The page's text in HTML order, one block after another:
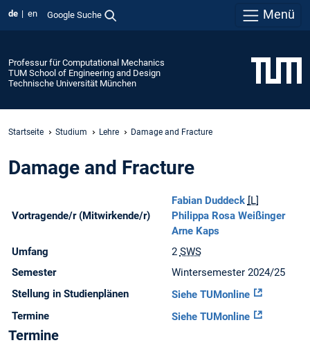
de en Google Suche Menü
Professur für Computational Mechanics
TUM School of Engineering and Design
Technische Universität München
Startseite Studium Lehre Damage and Fracture
Damage and Fracture
Vortragende/r (Mitwirkende/r)
Fabian Duddeck [L]
Philippa Rosa Weißinger
Arne Kaps
Umfang
2 SWS
Semester
Wintersemester 2024/25
Stellung in Studienplänen
Siehe TUMonline
Termine
Siehe TUMonline
Termine